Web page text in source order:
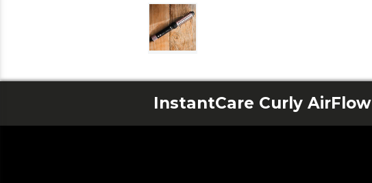
InstantCare Curly AirFlow